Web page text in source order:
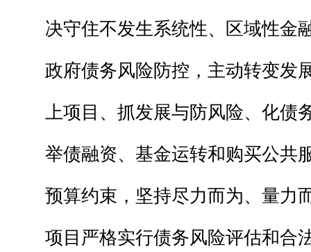
决守住不发生系统性、区域性金
政府债务风险防控，主动转变发
上项目、抓发展与防风险、化债
举债融资、基金运转和购买公共
预算约束，坚持尽力而为、量力
项目严格实行债务风险评估和合